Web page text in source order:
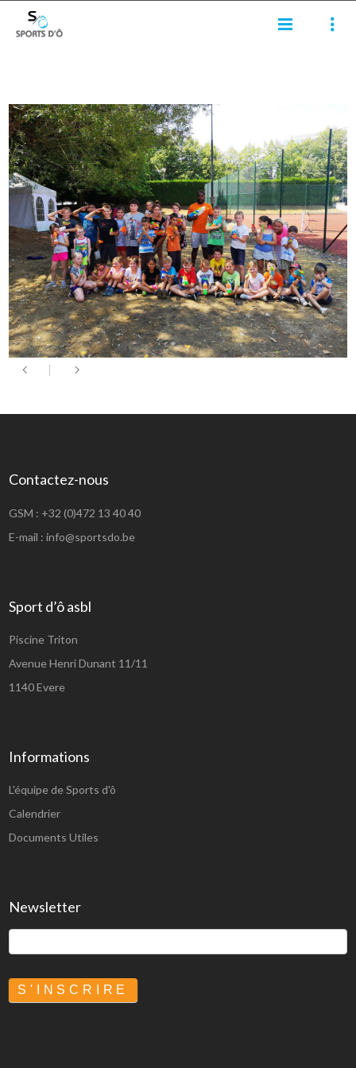
Contactez-nous
GSM : +32 (0)472 13 40 40
E-mail :info@sportsdo.be
Sport d’ô asbl
Piscine Triton
Avenue Henri Dunant 11/11
1140 Evere
Informations
L'équipe de Sports d'ô
Calendrier
Documents Utiles
Newsletter
S'INSCRIRE